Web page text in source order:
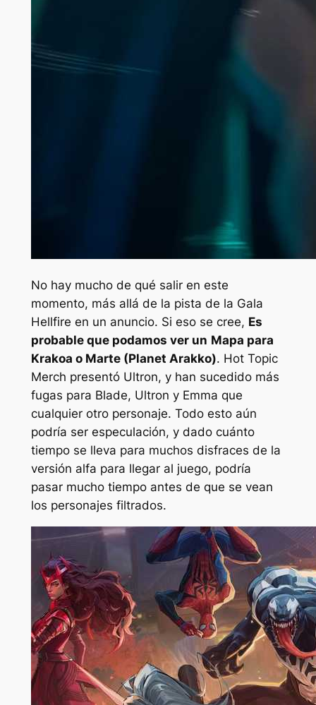
No hay mucho de qué salir en este
momento, más allá de la pista de la Gala
Hellfire en un anuncio. Si eso se cree, Es
probable que podamos ver un Mapa para
Krakoa o Marte (Planet Arakko). Hot Topic
Merch presentó Ultron, y han sucedido más
fugas para Blade, Ultron y Emma que
cualquier otro personaje. Todo esto aún
podría ser especulación, y dado cuánto
tiempo se lleva para muchos disfraces de la
versión alfa para llegar al juego, podría
pasar mucho tiempo antes de que se vean
los personajes filtrados.